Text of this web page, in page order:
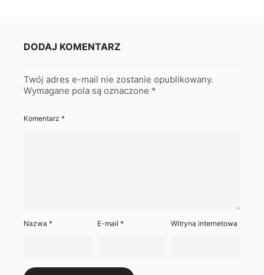
DODAJ KOMENTARZ
Twój adres e-mail nie zostanie opublikowany.
Wymagane pola są oznaczone *
Komentarz *
Nazwa * E-mail* Witryna internetowa